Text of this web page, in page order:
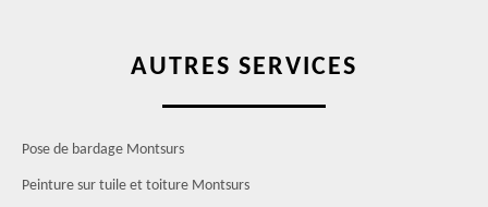
AUTRES SERVICES
Pose de bardage Montsurs
Peinture sur tuile et toiture Montsurs